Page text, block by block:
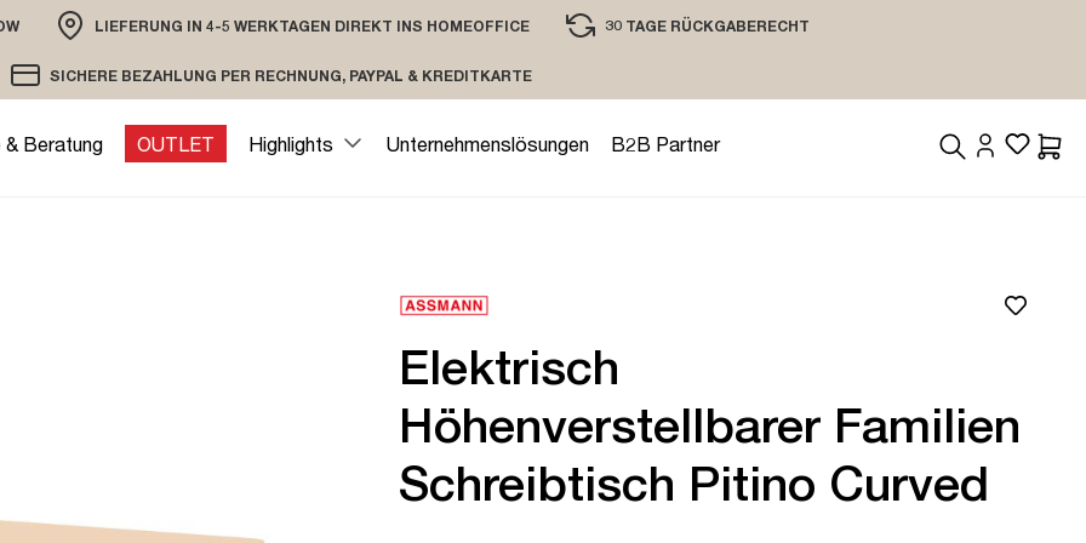
LIEFERUNG IN 4-5 WERKTAGEN DIREKT INS HOMEOFFICE
VERSAND PER DHL ODER SPEDITION
30 TAGE RÜCKGABERECHT
SICHERE BEZAHLUNG PER RECHNUNG, PAYPAL & KREDITKARTE
VERSCHLÜSSELTE ÜBERTRAGUNG
& Beratung OUTLET Highlights Unternehmenslösungen
B2B Partner
Elektrisch
Höhenverstellbarer Familien
Schreibtisch Pitino Curved